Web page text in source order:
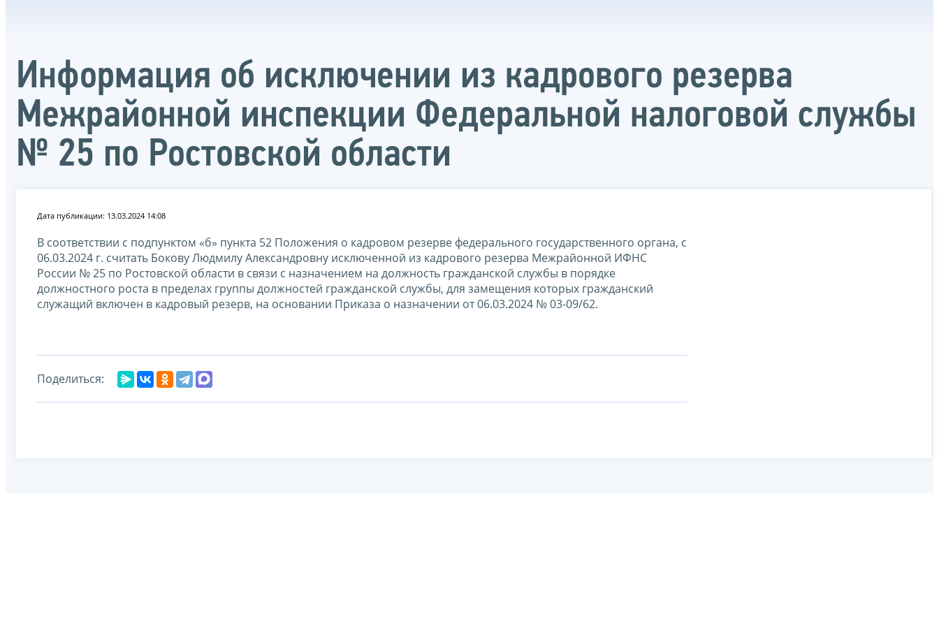
Информация об исключении из кадрового резерва
Межрайонной инспекции Федеральной налоговой службы
№ 25 по Ростовской области
Дата публикации: 13.03.2024 14:08
В соответствии с подпунктом «б» пункта 52 Положения о кадровом резерве федерального государственного органа, с
06.03.2024 г. считать Бокову Людмилу Александровну исключенной из кадрового резерва Межрайонной ИФНС
России № 25 по Ростовской области в связи с назначением на должность гражданской службы в порядке
должностного роста в пределах группы должностей гражданской службы, для замещения которых гражданский
служащий включен в кадровый резерв, на основании Приказа о назначении от 06.03.2024 № 03-09/62.
Поделиться: